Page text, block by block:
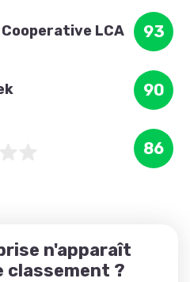
LCA 93
90
86
n'apparaît
classement ?